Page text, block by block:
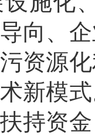
向、
资源
新模
持资